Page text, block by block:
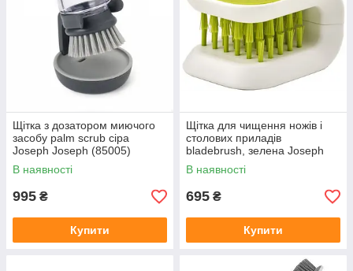
Щітка з дозатором миючого
засобу palm scrub сіра
Joseph Joseph (85005)
В наявності
995 ₴
Купити
Щітка для чищення ножів і
столових приладів
bladebrush, зелена Joseph
Joseph (85105)
В наявності
695 ₴
Купити